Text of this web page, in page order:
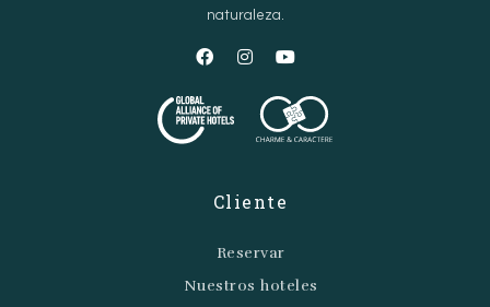
naturaleza.
Cliente
Reservar
Nuestros hoteles